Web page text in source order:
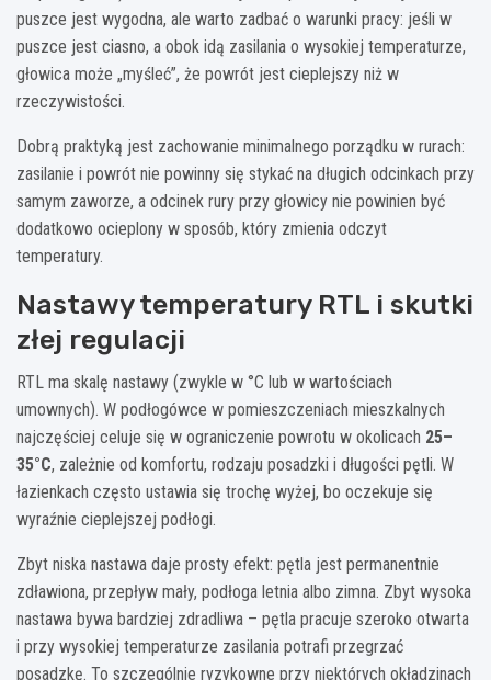
puszce jest wygodna, ale warto zadbać o warunki pracy: jeśli w
puszce jest ciasno, a obok idą zasilania o wysokiej temperaturze,
głowica może „myśleć”, że powrót jest cieplejszy niż w
rzeczywistości.
Dobrą praktyką jest zachowanie minimalnego porządku w rurach:
zasilanie i powrót nie powinny się stykać na długich odcinkach przy
samym zaworze, a odcinek rury przy głowicy nie powinien być
dodatkowo ocieplony w sposób, który zmienia odczyt
temperatury.
Nastawy temperatury RTL i skutki
złej regulacji
RTL ma skalę nastawy (zwykle w °C lub w wartościach
umownych). W podłogówce w pomieszczeniach mieszkalnych
najczęściej celuje się w ograniczenie powrotu w okolicach 25–
35°C, zależnie od komfortu, rodzaju posadzki i długości pętli. W
łazienkach często ustawia się trochę wyżej, bo oczekuje się
wyraźnie cieplejszej podłogi.
Zbyt niska nastawa daje prosty efekt: pętla jest permanentnie
zdławiona, przepływ mały, podłoga letnia albo zimna. Zbyt wysoka
nastawa bywa bardziej zdradliwa – pętla pracuje szeroko otwarta
i przy wysokiej temperaturze zasilania potrafi przegrzać
posadzkę. To szczególnie ryzykowne przy niektórych okładzinach